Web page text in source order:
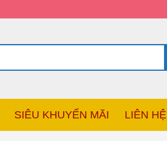
SIÊU KHUYẾN MÃI LIÊN HỆ